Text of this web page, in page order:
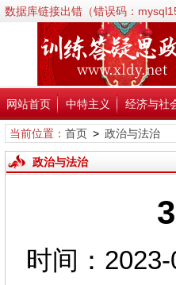
数据库链接出错（错误码：
错误信息:SQLSTATE[HY000]
错误代码:2002；
文件:/www/wwwroot/xldy.net/inc/
行号:38；
网站首页 中特主义 经济与社
当前位置： 首页> 政治与法治
政治与法治
时间：